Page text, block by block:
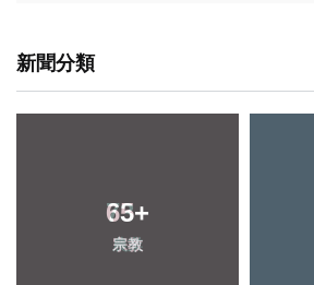
新聞分類
65+
宗教